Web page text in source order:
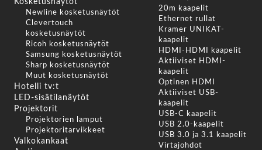
Kosketusnäytöt
Newline kosketusnäytöt
Clevertouch
kosketusnäytöt
Ricoh kosketusnäytöt
Samsung kosketusnäytöt
Sharp kosketusnäytöt
Muut kosketusnäytöt
Hotelli tv:t
LED-sisätilanäytöt
Projektorit
Projektorien lamput
Projektoritarvikkeet
Valkokankaat
20m kaapelit
Ethernet rullat
Kramer UNIKAT-
kaapelit
HDMI-HDMI kaapelit
Aktiiviset HDMI-
kaapelit
Optinen HDMI
Aktiiviset USB-
kaapelit
USB-C kaapelit
USB 2.0-kaapelit
USB 3.0 ja 3.1 kaapelit
Virtajohdot